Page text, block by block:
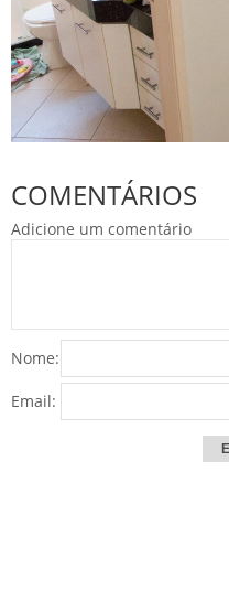
COMENTÁRIOS
Adicione um comentário
Nome:
Email: